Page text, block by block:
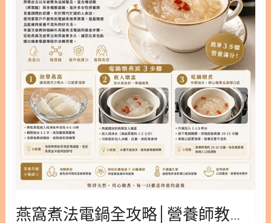
1.2. 為什麼稱為「拉絲」雪燕？ 高品質的雪燕在泡發
後，會
燥」與肺部的關係 1.2. 什麼樣的人群最需要透過燕窩
潤肺？ 2. 日常如何正確燕窩養肺？掌握長期食補的
黃金法則 2.1. 燕窩養肺要吃多久才有效？中醫「溫
補」的智慧 2.2. 燕窩養肺的食譜推薦：冰糖、粉光參
與紅棗的完美搭配 3. 深度解析燕窩功效：肺部健康
的守護神 3.1. 燕窩功效與肺部的關聯：什麼是「大養
肺陰」？ 3.2. 現代科學實證：燕窩酸（唾液酸）對呼
吸道的保護作用 3.3. 除了養肺，燕窩對皮膚與免疫力
的協同效應 4. 如何挑選高品質燕窩？避免買到漂白
與假貨的技巧 5. 建立您的呼吸道屏障，從今天開始
體驗燕窩養生 6. 燕窩潤肺的常見問題 FAQ Q1：燕窩
真的可以治療咳嗽嗎？ Q2：什麼時候吃燕窩吸收最
燕窩煮法電鍋全攻略│營養師教你 3 步驟輕鬆燉出滑順口感與珍貴營養
電
鍋
全
略
營
養
師
教
你
步